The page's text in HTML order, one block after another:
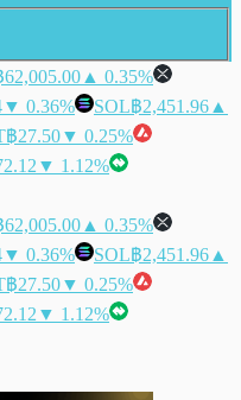
62,005.00 ▲ 0.35%
▼ 0.36% SOL฿2,451.96 ▲
฿27.50▼ 0.25%
▼ 1.12%
62,005.00 ▲ 0.35%
▼ 0.36% SOL฿2,451.96 ▲
฿27.50▼ 0.25%
▼ 1.12%